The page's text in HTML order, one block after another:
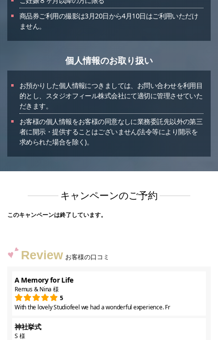
商品券ご利用の撮影は3月20日から4月10日はご利用いただけ
ません。
個人情報のお取り扱い
お預かりした個人情報につきましては、お問い合わせを利用目
的とし、スタジオフィール株式会社にて適切に管理させていた
だきます。
お客様の個人情報をお客様の同意なしに業務委託先以外の第三
者に開示・提供することはございません(法令等により開示を
求められた場合を除く)。
キャンペーンのご予約
このキャンペーンは終了しています。
Review お客様の口コミ
A Memory for Life
Remus & Nina 様
5
With the lovely Studiofeel we had a wonderful experience. Fr
神社挙式
S 様